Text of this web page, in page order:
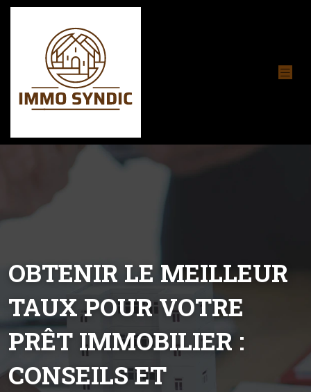
OBTENIR LE MEILLEUR
TAUX POUR VOTRE
PRÊT IMMOBILIER :
CONSEILS ET